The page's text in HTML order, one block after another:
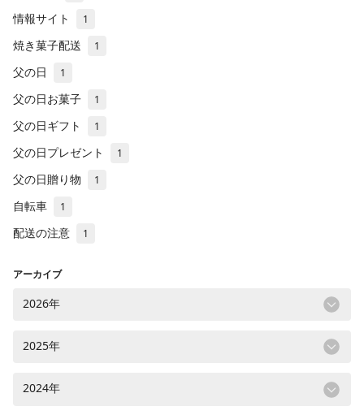
情報サイト 1
焼き菓子配送 1
父の日 1
父の日お菓子 1
父の日ギフト 1
父の日プレゼント 1
父の日贈り物 1
自転車 1
配送の注意 1
アーカイブ
2026年
2025年
2024年